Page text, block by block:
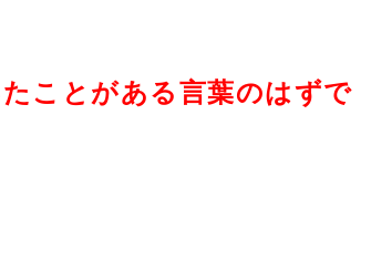
ことがある言葉のはずで